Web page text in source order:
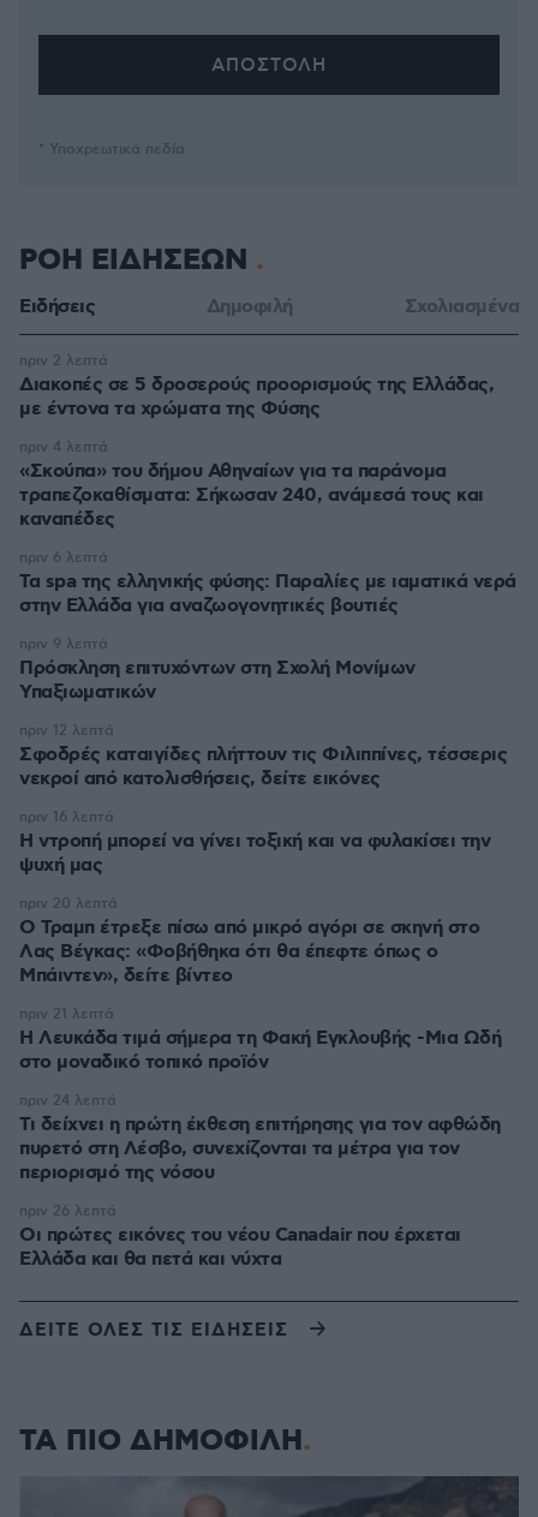
* Υποχρεωτικά πεδία
ΡΟΗ ΕΙΔΗΣΕΩΝ
Ειδήσεις Δημοφιλή Σχολιασμένα
Διακοπές σε 5 δροσερούς προορισμούς της Ελλάδας,
με έντονα τα χρώματα της Φύσης
πριν 2 λεπτά
«Σκούπα» του δήμου Αθηναίων για τα παράνομα
τραπεζοκαθίσματα: Σήκωσαν 240, ανάμεσά τους και
καναπέδες
πριν 4 λεπτά
Τα spa της ελληνικής φύσης: Παραλίες με ιαματικά νερά
στην Ελλάδα για αναζωογονητικές βουτιές
πριν 6 λεπτά
Πρόσκληση επιτυχόντων στη Σχολή Μονίμων
Υπαξιωματικών
πριν 9 λεπτά
Σφοδρές καταιγίδες πλήττουν τις Φιλιππίνες, τέσσερις
νεκροί από κατολισθήσεις, δείτε εικόνες
πριν 12 λεπτά
Η ντροπή μπορεί να γίνει τοξική και να φυλακίσει την
ψυχή μας
πριν 16 λεπτά
Ο Τραμπ έτρεξε πίσω από μικρό αγόρι σε σκηνή στο
Λας Βέγκας: «Φοβήθηκα ότι θα έπεφτε όπως ο
Μπάιντεν», δείτε βίντεο
πριν 20 λεπτά
Η Λευκάδα τιμά σήμερα τη Φακή Εγκλουβής -Μια Ωδή
στο μοναδικό τοπικό προϊόν
πριν 21 λεπτά
Τι δείχνει η πρώτη έκθεση επιτήρησης για τον αφθώδη
πυρετό στη Λέσβο, συνεχίζονται τα μέτρα για τον
περιορισμό της νόσου
πριν 24 λεπτά
Οι πρώτες εικόνες του νέου Canadair που έρχεται
Ελλάδα και θα πετά και νύχτα
πριν 26 λεπτά
ΔΕΙΤΕ ΟΛΕΣ ΤΙΣ ΕΙΔΗΣΕΙΣ
ΤΑ ΠΙΟ ΔΗΜΟΦΙΛΗ